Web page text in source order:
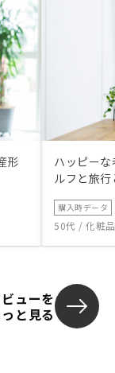
形
ハッピー
ルフと旅
購入時データ
50代 / 化粧
ューを
と見る